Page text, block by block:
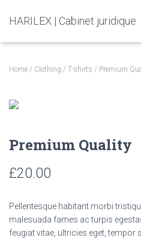
HARILEX | Cabinet juridique
Home / Clothing / T-shirts / Premium
Premium Quality
£20.00
Pellentesque habitant morbi
malesuada fames ac turpis
feugiat vitae, ultricies eget, tempor